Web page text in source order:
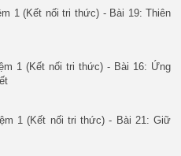
1 (Kết nối tri thức) - Bài 19: Thiên
1 (Kết nối tri thức) - Bài 16: Ứng
1 (Kết nối tri thức) - Bài 21: Giữ